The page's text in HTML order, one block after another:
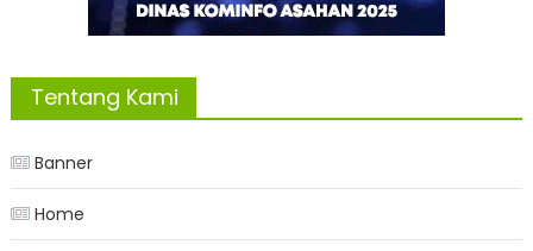
Tentang Kami
Banner
Home